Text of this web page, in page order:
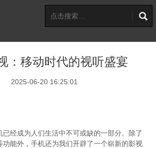
：移动时代的视听盛宴
2025-06-20 16:25:01
已经成为人们生活中不可或缺的一部分。除了
功能外，手机还为我们开辟了一个崭新的影视